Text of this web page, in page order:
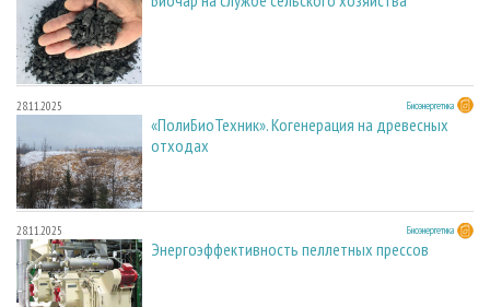
28.11.2025 Биоэнергетика
«ПолиБиоТехник». Когенерация на древесных
отходах
28.11.2025 Биоэнергетика
Энергоэффективность пеллетных прессов